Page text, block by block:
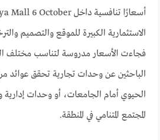
الاستثمارية الكبيرة للموقع والتصميم
فجاءت الأسعار مدروسة لتناسب مختلف
الباحثين عن وحدات تجارية تحقق عوائد
الحيوي أمام الجامعات، أو وحدات
المجتمع المتنامي في المنطقة.